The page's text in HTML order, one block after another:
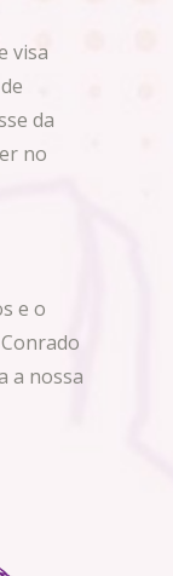
visa
da
no
e o
a nossa